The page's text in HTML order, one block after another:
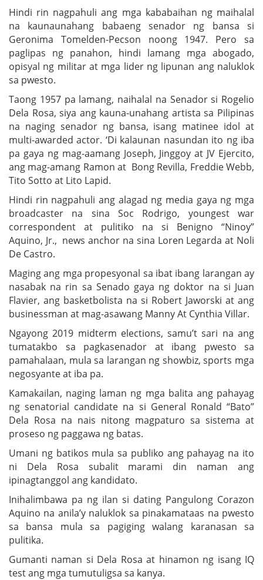
Hindi rin nagpahuli ang mga kababaihan ng maihalal
na kaunaunahang babaeng senador ng bansa si
Geronima Tomelden-Pecson noong 1947. Pero sa
paglipas ng panahon, hindi lamang mga abogado,
opisyal ng militar at mga lider ng lipunan ang naluklok
sa pwesto.
Taong 1957 pa lamang, naihalal na Senador si Rogelio
Dela Rosa, siya ang kauna-unahang artista sa Pilipinas
na naging senador ng bansa, isang matinee idol at
multi-awarded actor. ‘Di kalaunan nasundan ito ng iba
pa gaya ng mag-aamang Joseph, Jinggoy at JV Ejercito,
ang mag-amang Ramon at Bong Revilla, Freddie Webb,
Tito Sotto at Lito Lapid.
Hindi rin nagpahuli ang alagad ng media gaya ng mga
broadcaster na sina Soc Rodrigo, youngest war
correspondent at pulitiko na si Benigno “Ninoy”
Aquino, Jr., news anchor na sina Loren Legarda at Noli
De Castro.
Maging ang mga propesyonal sa ibat ibang larangan ay
nasabak na rin sa Senado gaya ng doktor na si Juan
Flavier, ang basketbolista na si Robert Jaworski at ang
businessman at mag-asawang Manny At Cynthia Villar.
Ngayong 2019 midterm elections, samu’t sari na ang
tumatakbo sa pagkasenador at ibang pwesto sa
pamahalaan, mula sa larangan ng showbiz, sports mga
negosyante at iba pa.
Kamakailan, naging laman ng mga balita ang pahayag
ng senatorial candidate na si General Ronald “Bato”
Dela Rosa na nais nitong magpaturo sa sistema at
proseso ng paggawa ng batas.
Umani ng batikos mula sa publiko ang pahayag na ito
ni Dela Rosa subalit marami din naman ang
ipinagtanggol ang kandidato.
Inihalimbawa pa ng ilan si dating Pangulong Corazon
Aquino na anila’y naluklok sa pinakamataas na pwesto
sa bansa mula sa pagiging walang karanasan sa
pulitika.
Gumanti naman si Dela Rosa at hinamon ng isang IQ
test ang mga tumutuligsa sa kanya.